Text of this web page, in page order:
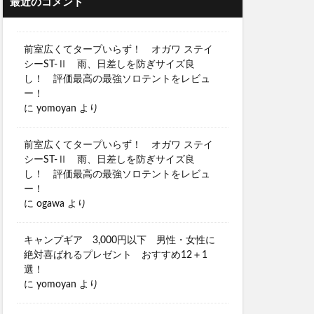
最近のコメント
前室広くてタープいらず！ オガワ ステイ
シーST-Ⅱ 雨、日差しを防ぎサイズ良
し！ 評価最高の最強ソロテントをレビュ
ー！
に yomoyan より
前室広くてタープいらず！ オガワ ステイ
シーST-Ⅱ 雨、日差しを防ぎサイズ良
し！ 評価最高の最強ソロテントをレビュ
ー！
に ogawa より
キャンプギア 3,000円以下 男性・女性に
絶対喜ばれるプレゼント おすすめ12＋1
選！
に yomoyan より